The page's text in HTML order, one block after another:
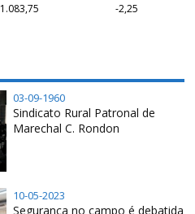
1.083,75 -2,25
03-09-1960
Sindicato Rural Patronal de
Marechal C. Rondon
10-05-2023
Segurança no campo é debatida